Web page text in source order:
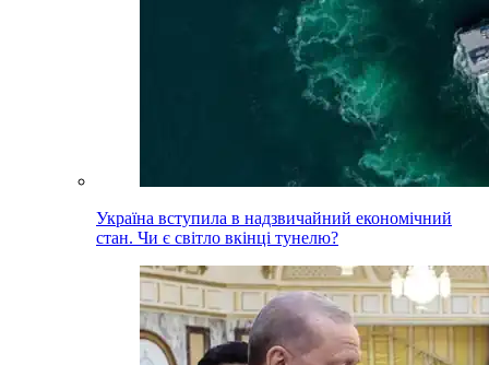
Україна вступила в надзвичайний економічний
стан. Чи є світло вкінці тунелю?